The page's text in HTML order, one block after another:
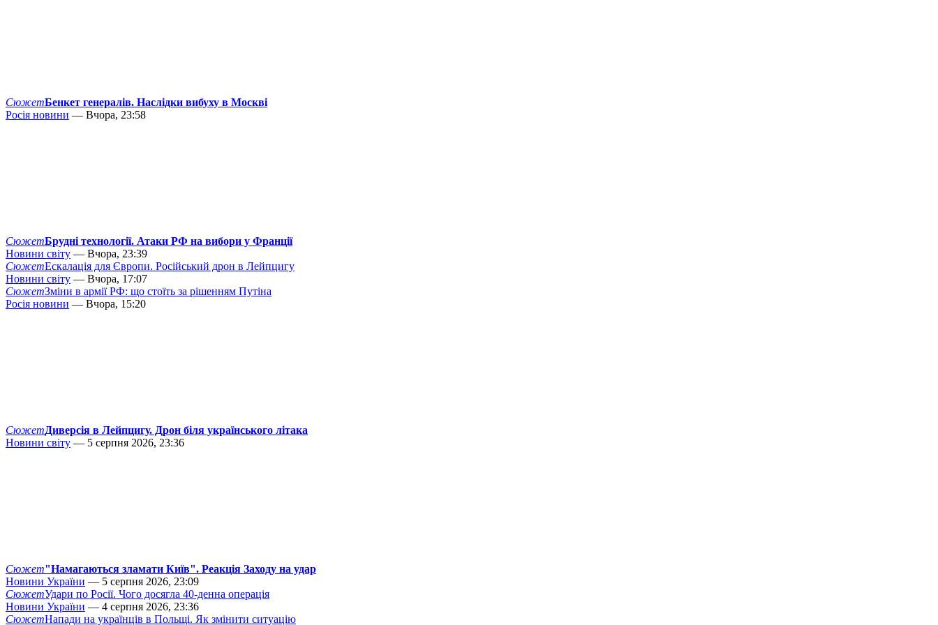
СюжетБенкет генералів. Наслідки вибуху в Москві
Росія новини — Вчора, 23:58
СюжетБрудні технології. Атаки РФ на вибори у Франції
Новини світу — Вчора, 23:39
СюжетЕскалація для Європи. Російський дрон в Лейпцигу
Новини світу — Вчора, 17:07
СюжетЗміни в армії РФ: що стоїть за рішенням Путіна
Росія новини — Вчора, 15:20
СюжетДиверсія в Лейпцигу. Дрон біля українського літака
Новини світу — 5 серпня 2026, 23:36
Сюжет"Намагаються зламати Київ". Реакція Заходу на удар
Новини України — 5 серпня 2026, 23:09
СюжетУдари по Росії. Чого досягла 40-денна операція
Новини України — 4 серпня 2026, 23:36
СюжетНапади на українців в Польщі. Як змінити ситуацію